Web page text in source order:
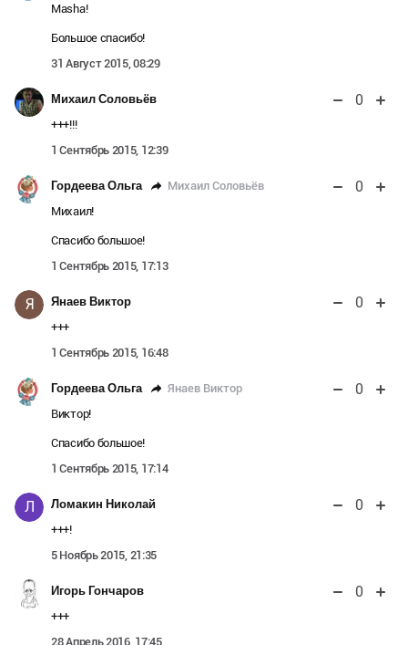
Masha!
Большое спасибо!
31 Август 2015, 08:29
Михаил Соловьёв 0
+++!!!
1 Сентябрь 2015, 12:39
Гордеева Ольга Михаил Соловьёв 0
Михаил!
Спасибо большое!
1 Сентябрь 2015, 17:13
Я Янаев Виктор 0
+++
1 Сентябрь 2015, 16:48
Гордеева Ольга Янаев Виктор 0
Виктор!
Спасибо большое!
1 Сентябрь 2015, 17:14
Л Ломакин Николай 0
+++!
5 Ноябрь 2015, 21:35
Игорь Гончаров 0
+++
28 Апрель 2016, 17:45